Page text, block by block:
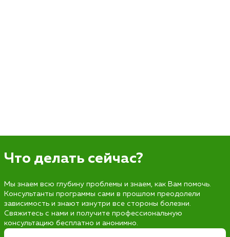
Что делать сейчас?
Мы знаем всю глубину проблемы и знаем, как Вам помочь.
Консультанты программы сами в прошлом преодолели
зависимость и знают изнутри все стороны болезни.
Свяжитесь с нами и получите профессиональную
консультацию бесплатно и анонимно.